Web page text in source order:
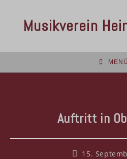
Musikverein
MENÜ
Auftritt in
15.